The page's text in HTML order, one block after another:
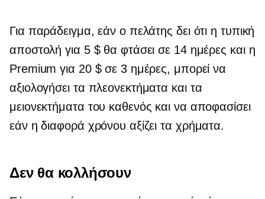
Για παράδειγμα, εάν ο πελάτης δει ότι η τυπική
αποστολή για 5 $ θα φτάσει σε 14 ημέρες και η
Premium για 20 $ σε 3 ημέρες, μπορεί να
αξιολογήσει τα πλεονεκτήματα και τα
μειονεκτήματα του καθενός και να αποφασίσει
εάν η διαφορά χρόνου αξίζει τα χρήματα.
Δεν θα κολλήσουν